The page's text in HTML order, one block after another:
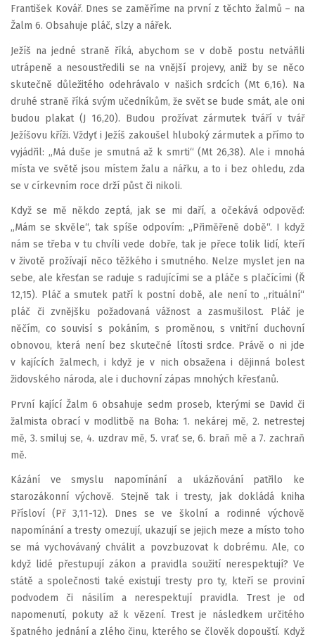
František Kovář. Dnes se zaměříme na první z těchto žalmů – na
Žalm 6. Obsahuje pláč, slzy a nářek.
Ježíš na jedné straně říká, abychom se v době postu netvářili
utrápeně a nesoustředili se na vnější projevy, aniž by se něco
skutečně důležitého odehrávalo v našich srdcích (Mt 6,16). Na
druhé straně říká svým učedníkům, že svět se bude smát, ale oni
budou plakat (J 16,20). Budou prožívat zármutek tváří v tvář
Ježíšovu kříži. Vždyť i Ježíš zakoušel hluboký zármutek a přímo to
vyjádřil: „Má duše je smutná až k smrti“ (Mt 26,38). Ale i mnohá
místa ve světě jsou místem žalu a nářku, a to i bez ohledu, zda
se v církevním roce drží půst či nikoli.
Když se mě někdo zeptá, jak se mi daří, a očekává odpověď:
„Mám se skvěle“, tak spíše odpovím: „Přiměřeně době“. I když
nám se třeba v tu chvíli vede dobře, tak je přece tolik lidí, kteří
v životě prožívají něco těžkého i smutného. Nelze myslet jen na
sebe, ale křesťan se raduje s radujícími se a pláče s plačícími (Ř
12,15). Pláč a smutek patří k postní době, ale není to „rituální“
pláč či zvnějšku požadovaná vážnost a zasmušilost. Pláč je
něčím, co souvisí s pokáním, s proměnou, s vnitřní duchovní
obnovou, která není bez skutečné lítosti srdce. Právě o ni jde
v kajících žalmech, i když je v nich obsažena i dějinná bolest
židovského národa, ale i duchovní zápas mnohých křesťanů.
První kající Žalm 6 obsahuje sedm proseb, kterými se David či
žalmista obrací v modlitbě na Boha: 1. nekárej mě, 2. netrestej
mě, 3. smiluj se, 4. uzdrav mě, 5. vrať se, 6. braň mě a 7. zachraň
mě.
Kázání ve smyslu napomínání a ukázňování patřilo ke
starozákonní výchově. Stejně tak i tresty, jak dokládá kniha
Přísloví (Př 3,11-12). Dnes se ve školní a rodinné výchově
napomínání a tresty omezují, ukazují se jejich meze a místo toho
se má vychovávaný chválit a povzbuzovat k dobrému. Ale, co
když lidé přestupují zákon a pravidla soužití nerespektují? Ve
státě a společnosti také existují tresty pro ty, kteří se proviní
podvodem či násilím a nerespektují pravidla. Trest je od
napomenutí, pokuty až k vězení. Trest je následkem určitého
špatného jednání a zlého činu, kterého se člověk dopouští. Když